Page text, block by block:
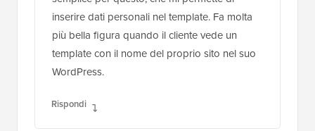
inserire dati personali nel template. Fa molta
più bella figura quando il cliente vede un
template con il nome del proprio sito nel suo
WordPress.
Rispondi